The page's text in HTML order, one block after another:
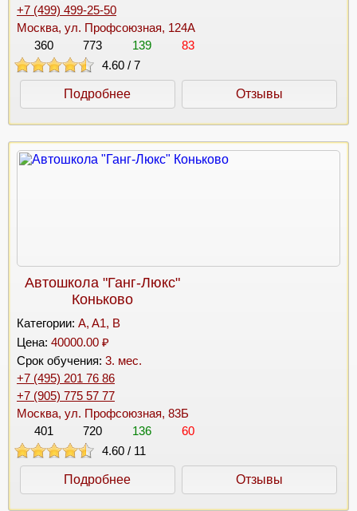
+7 (499) 499-25-50
Москва, ул. Профсоюзная, 124А
360
773 139
83
4.60 / 7
Подробнее Отзывы
Автошкола "Ганг-Люкс"
Коньково
Категории: A, A1, B
Цена: 40000.00 ₽
Срок обучения: 3. мес.
+7 (495) 201 76 86
+7 (905) 775 57 77
Москва, ул. Профсоюзная, 83Б
401
720 136
60
4.60 / 11
Подробнее Отзывы